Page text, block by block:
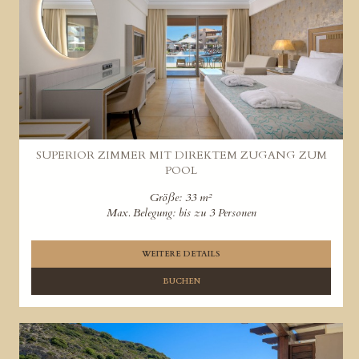
SUPERIOR ZIMMER MIT DIREKTEM ZUGANG ZUM
POOL
Größe: 33 m²
Max. Belegung: bis zu 3 Personen
WEITERE DETAILS
BUCHEN